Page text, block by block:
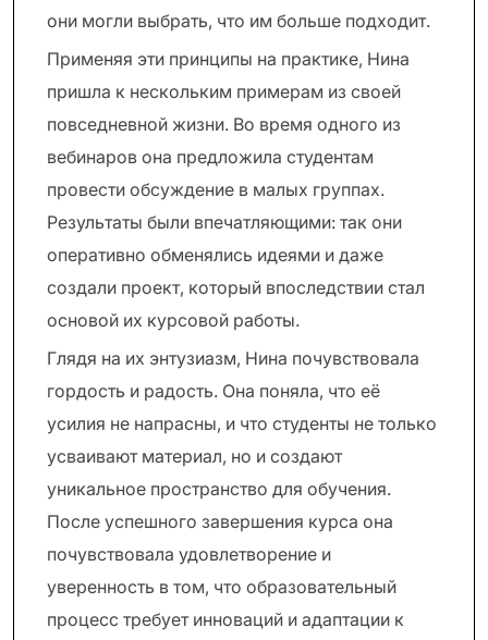
они могли выбрать, что им больше подходит.
Применяя эти принципы на практике, Нина
пришла к нескольким примерам из своей
повседневной жизни. Во время одного из
вебинаров она предложила студентам
провести обсуждение в малых группах.
Результаты были впечатляющими: так они
оперативно обменялись идеями и даже
создали проект, который впоследствии стал
основой их курсовой работы.
Глядя на их энтузиазм, Нина почувствовала
гордость и радость. Она поняла, что её
усилия не напрасны, и что студенты не только
усваивают материал, но и создают
уникальное пространство для обучения.
После успешного завершения курса она
почувствовала удовлетворение и
уверенность в том, что образовательный
процесс требует инноваций и адаптации к